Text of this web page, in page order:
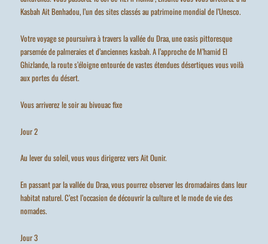
Kasbah Ait Benhadou, l’un des sites classés au patrimoine mondial de l’Unesco.
Votre voyage se poursuivra à travers la vallée du Draa, une oasis pittoresque
parsemée de palmeraies et d’anciennes kasbah. A l’approche de M’hamid El
Ghizlande, la route s’éloigne entourée de vastes étendues désertiques vous voilà
aux portes du désert.
Vous arriverez le soir au bivouac fixe
Jour 2
Au lever du soleil, vous vous dirigerez vers Ait Ounir.
En passant par la vallée du Draa, vous pourrez observer les dromadaires dans leur
habitat naturel. C’est l’occasion de découvrir la culture et le mode de vie des
nomades.
Jour 3